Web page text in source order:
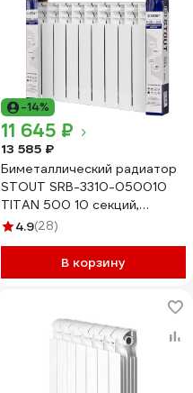
-14%
11 645 ₽
13 585 ₽
Биметаллический радиатор
STOUT SRB-3310-050010
TITAN 500 10 секций,
боковое подключение
4.9(28)
В корзину